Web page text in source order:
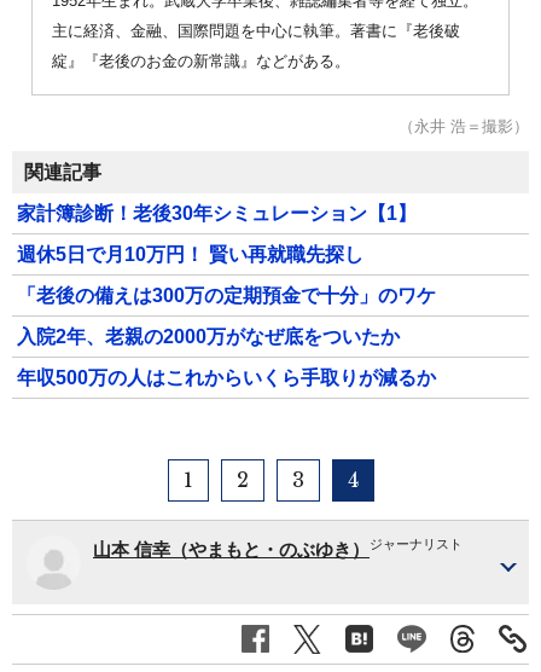
主に経済、金融、国際問題を中心に執筆。著書に『老後破
綻』『老後のお金の新常識』などがある。
（永井 浩＝撮影）
関連記事
家計簿診断！老後30年シミュレーション【1】
週休5日で月10万円！ 賢い再就職先探し
「老後の備えは300万の定期預金で十分」のワケ
入院2年、老親の2000万がなぜ底をついたか
年収500万の人はこれからいくら手取りが減るか
1 2 3 4
山本 信幸（やまもと・のぶゆき） ジャーナリスト